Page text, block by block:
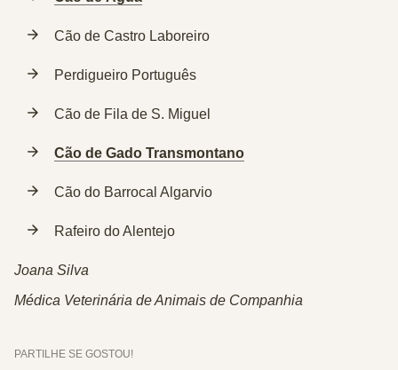
Cão de Castro Laboreiro
Perdigueiro Português
Cão de Fila de S. Miguel
Cão de Gado Transmontano
Cão do Barrocal Algarvio
Rafeiro do Alentejo
Joana Silva
Médica Veterinária de Animais de Companhia
PARTILHE SE GOSTOU!